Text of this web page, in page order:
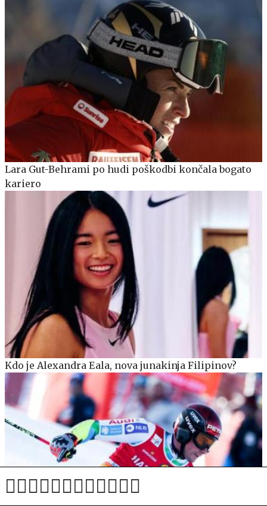
Lara Gut-Behrami po hudi poškodbi končala bogato
kariero
Kdo je Alexandra Eala, nova junakinja Filipinov?